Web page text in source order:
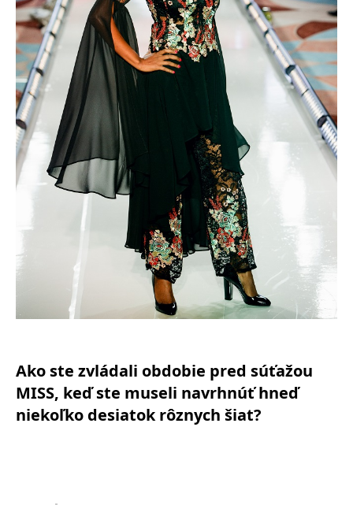
Ako ste zvládali obdobie pred súťažou
MISS, keď ste museli navrhnúť hneď
niekoľko desiatok rôznych šiat?